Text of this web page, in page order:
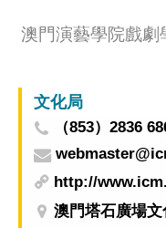
澳門演藝學院戲劇
文化局
（853）2836
http://
澳門塔石廣場